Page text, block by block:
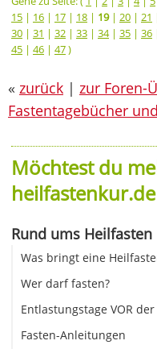
15 | 16 | 17 | 18 | 19| 20 | 21
30 | 31 | 32 | 33 | 34| 35 | 36
45 | 46 | 47)
« zurück | zur Foren-
Fastentagebücher
Möchtest du
Rund ums Heilfasten
Was bringt eine
Wer darf fasten?
Entlastungstage VOR
Fasten-Anleitungen